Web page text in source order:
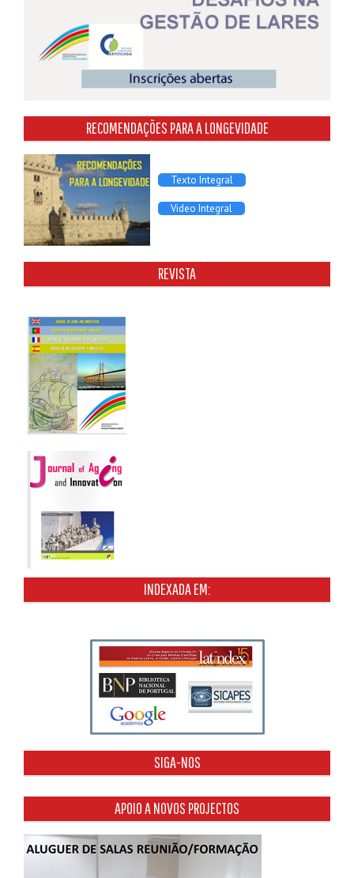
RECOMENDAÇÕES PARA A LONGEVIDADE
Texto Integral
Video Integral
REVISTA
INDEXADA EM:
SIGA-NOS
APOIO A NOVOS PROJECTOS